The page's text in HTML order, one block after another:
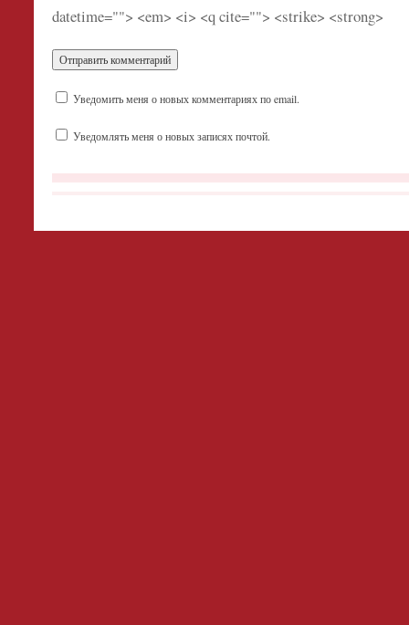
datetime=""> <em> <i> <q cite=""> <strike> <strong>
Уведомить меня о новых комментариях по email.
Уведомлять меня о новых записях почтой.